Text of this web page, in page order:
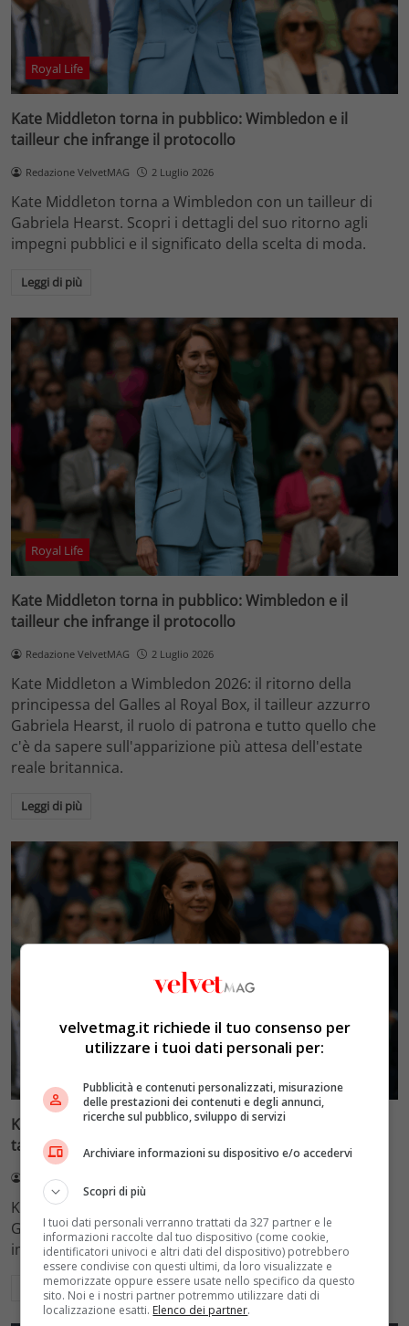
Royal Life
Kate Middleton torna in pubblico: Wimbledon e il
tailleur che infrange il protocollo
Redazione VelvetMAG 2 Luglio 2026
Kate Middleton torna a Wimbledon con un tailleur di
Gabriela Hearst. Scopri i dettagli del suo ritorno agli
impegni pubblici e il significato della scelta di moda.
Leggi di più
Royal Life
Kate Middleton torna in pubblico: Wimbledon e il
tailleur che infrange il protocollo
Redazione VelvetMAG 2 Luglio 2026
Kate Middleton a Wimbledon 2026: il ritorno della
principessa del Galles al Royal Box, il tailleur azzurro
Gabriela Hearst, il ruolo di patrona e tutto quello che
c'è da sapere sull'apparizione più attesa dell'estate
reale britannica.
Leggi di più
Kate Middleton torna in pubblico: Wimbledon e il
tailleur che infrange il protocollo
Redazione VelvetMAG
Kate Middleton torna a Wimbledon con un tailleur di
Gabriela Hearst. Scopri i dettagli del suo ritorno agli
impegni pubblici e il significato della scelta di moda.
Leggi di più
velvetmag.it richiede il tuo consenso per
utilizzare i tuoi dati personali per:
Pubblicità e contenuti personalizzati, misurazione
delle prestazioni dei contenuti e degli annunci,
ricerche sul pubblico, sviluppo di servizi
Archiviare informazioni su dispositivo e/o accedervi
Scopri di più
I tuoi dati personali verranno trattati da 327 partner e le
informazioni raccolte dal tuo dispositivo (come cookie,
identificatori univoci e altri dati del dispositivo) potrebbero
essere condivise con questi ultimi, da loro visualizzate e
memorizzate oppure essere usate nello specifico da questo
sito. Noi e i nostri partner potremmo utilizzare dati di
localizzazione esatti. Elenco dei partner.